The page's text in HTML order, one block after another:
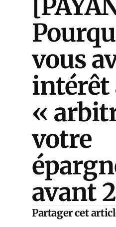
vous
intérêt
«
votre
avant
Partager cet